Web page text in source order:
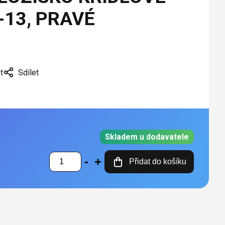
PRAVÉ
Sdílet
Skladem u dodavatele
Přidat do košíku